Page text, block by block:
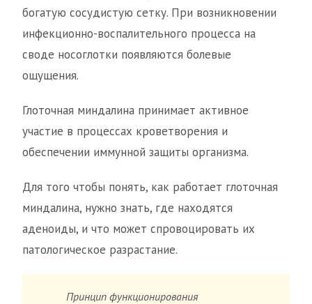
богатую сосудистую сетку. При возникновении
инфекционно-воспалительного процесса на
своде носоглотки появляются болевые
ощущения.
Глоточная миндалина принимает активное
участие в процессах кроветворения и
обеспечении иммунной защиты организма.
Для того чтобы понять, как работает глоточная
миндалина, нужно знать, где находятся
аденоиды, и что может спровоцировать их
патологическое разрастание.
Принцип функционирования